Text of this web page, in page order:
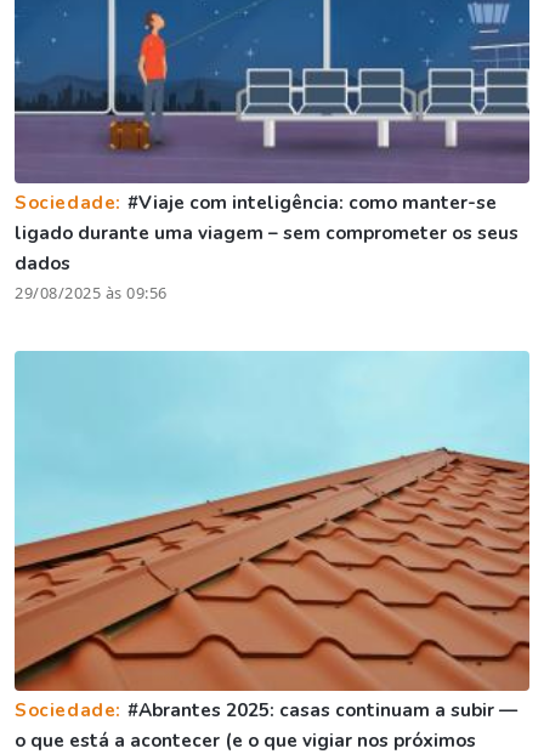
Sociedade: #Viaje com inteligência: como manter-se
ligado durante uma viagem – sem comprometer os seus
dados
29/08/2025 às 09:56
Sociedade: #Abrantes 2025: casas continuam a subir —
o que está a acontecer (e o que vigiar nos próximos